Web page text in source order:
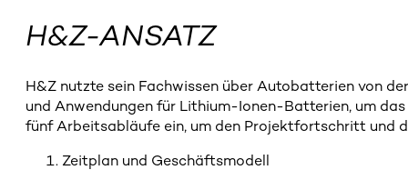
H&Z-ANSATZ
H&Z nutzte sein Fachwissen über Autobatterien von
und Anwendungen für Lithium-Ionen-Batterien, um
fünf Arbeitsabläufe ein, um den Projektfortschritt und
Zeitplan und Geschäftsmodell